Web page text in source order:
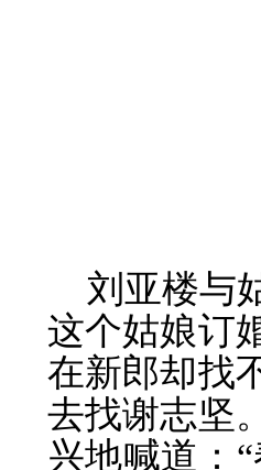
刘亚楼与
这个姑娘订
在新郎却找
去找谢志坚
兴地喊道：